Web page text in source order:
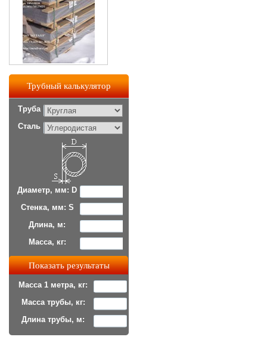
Трубный калькулятор
Труба
Сталь
Диаметр, мм: D
Стенка, мм: S
Длина, м:
Масса, кг:
Масса 1 метра, кг:
Масса трубы, кг:
Длина трубы, м: